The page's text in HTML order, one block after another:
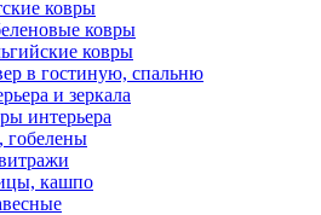
ковры
ковры
ковры
в гостиную, спальню
и зеркала
интерьера
гобелены
кашпо